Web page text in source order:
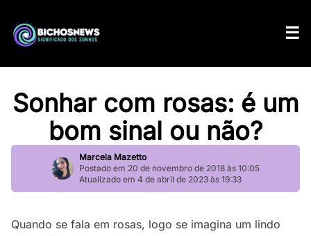
Sonhar com rosas: é um
bom sinal ou não?
Marcela Mazetto
Postado em 20 de novembro de 2018 às 10:05
Atualizado em 4 de abril de 2023 às 19:33
Quando se fala em rosas, logo se imagina um lindo